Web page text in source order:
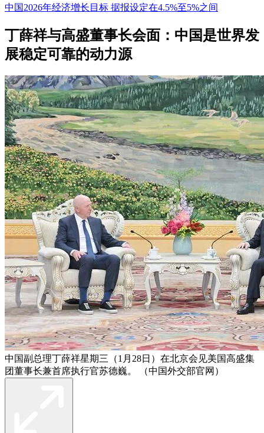
中国2026年经济增长目标 据报设定在4.5%至5%之间
丁薛祥与高盛董事长会面：中国是世界发
展稳定可靠的动力源
中国副总理丁薛祥星期三（1月28日）在北京会见美国高盛集
团董事长兼首席执行官苏德巍。 （中国外交部官网）